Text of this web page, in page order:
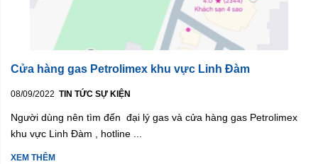
Cửa hàng gas Petrolimex khu vực Linh Đàm
08/09/2022 TIN TỨC SỰ KIỆN
Người dùng nên tìm đến đại lý gas và cửa hàng gas Petrolimex
khu vực Linh Đàm , hotline ...
XEM THÊM